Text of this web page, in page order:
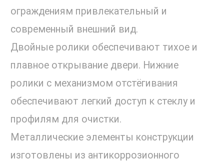
ограждениям привлекательный и
современный внешний вид.
Двойные ролики обеспечивают тихое и
плавное открывание двери. Нижние
ролики с механизмом отстёгивания
обеспечивают легкий доступ к стеклу и
профилям для очистки.
Металлические элементы конструкции
изготовлены из антикоррозионного